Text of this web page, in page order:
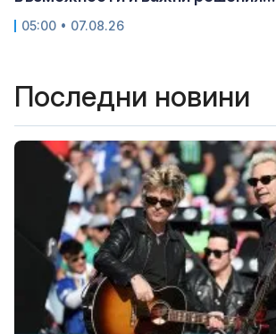
05:00 • 07.08.26
Последни новини